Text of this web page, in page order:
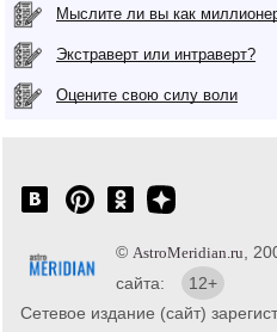
Мыслите ли вы как
Экстраверт или интраверт?
Оцените свою силу воли
© AstroMeridian.ru ,
сайта:
12+
Сетевое издание (сайт)